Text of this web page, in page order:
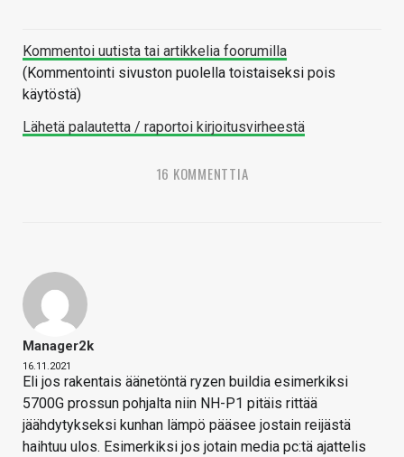
Kommentoi uutista tai artikkelia foorumilla
(Kommentointi sivuston puolella toistaiseksi pois
käytöstä)
Lähetä palautetta / raportoi kirjoitusvirheestä
16 KOMMENTTIA
Manager2k
16.11.2021
Eli jos rakentais äänetöntä ryzen buildia esimerkiksi
5700G prossun pohjalta niin NH-P1 pitäis rittää
jäähdytykseksi kunhan lämpö pääsee jostain reijästä
haihtuu ulos. Esimerkiksi jos jotain media pc:tä ajattelis